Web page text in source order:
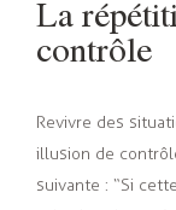
La
contrôle
Revivre des
illusion de
suivante : “Si